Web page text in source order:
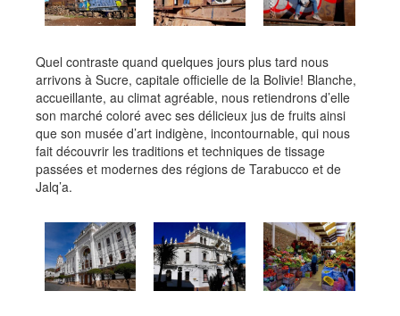
Quel contraste quand quelques jours plus tard nous
arrivons à Sucre, capitale officielle de la Bolivie! Blanche,
accueillante, au climat agréable, nous retiendrons d’elle
son marché coloré avec ses délicieux jus de fruits ainsi
que son musée d’art indigène, incontournable, qui nous
fait découvrir les traditions et techniques de tissage
passées et modernes des régions de Tarabucco et de
Jalq’a.